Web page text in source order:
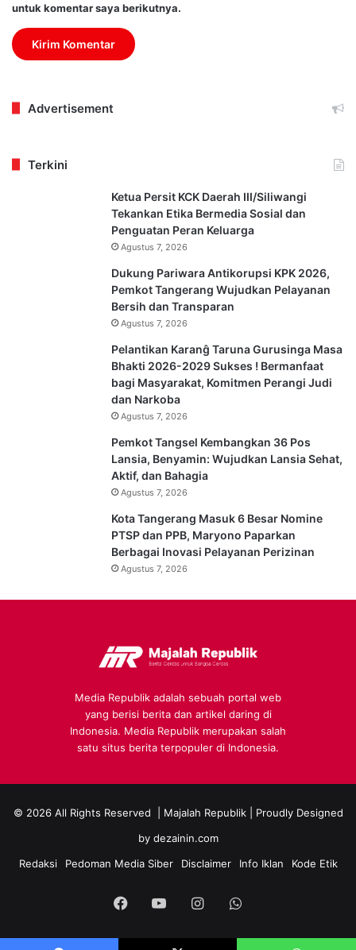
untuk komentar saya berikutnya.
Advertisement
Terkini
Ketua Persit KCK Daerah III/Siliwangi
Tekankan Etika Bermedia Sosial dan
Penguatan Peran Keluarga
Agustus 7, 2026
Dukung Pariwara Antikorupsi KPK 2026,
Pemkot Tangerang Wujudkan Pelayanan
Bersih dan Transparan
Agustus 7, 2026
Pelantikan Karanĝ Taruna Gurusinga Masa
Bhakti 2026-2029 Sukses ! Bermanfaat
bagi Masyarakat, Komitmen Perangi Judi
dan Narkoba
Agustus 7, 2026
Pemkot Tangsel Kembangkan 36 Pos
Lansia, Benyamin: Wujudkan Lansia Sehat,
Aktif, dan Bahagia
Agustus 7, 2026
Kota Tangerang Masuk 6 Besar Nomine
PTSP dan PPB, Maryono Paparkan
Berbagai Inovasi Pelayanan Perizinan
Agustus 7, 2026
Media Republik adalah sebuah portal web
yang berisi berita dan artikel daring di
Indonesia. Media Republik merupakan salah
satu situs berita terpopuler di Indonesia.
© 2026 All Rights Reserved | Majalah Republik| Proudly Designed
by dezainin.com
Redaksi
Pedoman Media Siber Disclaimer Info Iklan Kode Etik
Facebook
YouTubeInstagramWhatsApp